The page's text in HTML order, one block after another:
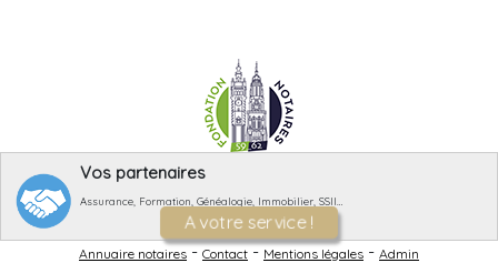
Vos partenaires
Assurance, Formation, Généalogie, Immobilier, SSII…
A votre service !
Annuaire notaires-Contact-Mentions légales - Admin